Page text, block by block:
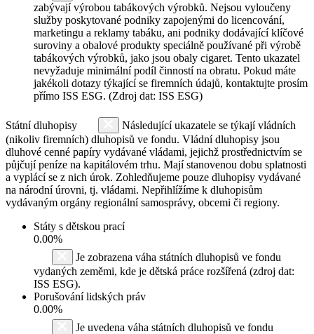
zabývají výrobou tabákových výrobků. Nejsou vyloučeny
služby poskytované podniky zapojenými do licencování,
marketingu a reklamy tabáku, ani podniky dodávající klíčové
suroviny a obalové produkty speciálně používané při výrobě
tabákových výrobků, jako jsou obaly cigaret. Tento ukazatel
nevyžaduje minimální podíl činností na obratu. Pokud máte
jakékoli dotazy týkající se firemních údajů, kontaktujte prosím
přímo ISS ESG. (Zdroj dat: ISS ESG)
Státní dluhopisy
Následující ukazatele se týkají vládních
(nikoliv firemních) dluhopisů ve fondu. Vládní dluhopisy jsou
dluhové cenné papíry vydávané vládami, jejichž prostřednictvím se
půjčují peníze na kapitálovém trhu. Mají stanovenou dobu splatnosti
a vyplácí se z nich úrok. Zohledňujeme pouze dluhopisy vydávané
na národní úrovni, tj. vládami. Nepřihlížíme k dluhopisům
vydávaným orgány regionální samosprávy, obcemi či regiony.
Státy s dětskou prací
0.00%
Je zobrazena váha státních dluhopisů ve fondu
vydaných zeměmi, kde je dětská práce rozšířená (zdroj dat:
ISS ESG).
Porušování lidských práv
0.00%
Je uvedena váha státních dluhopisů ve fondu